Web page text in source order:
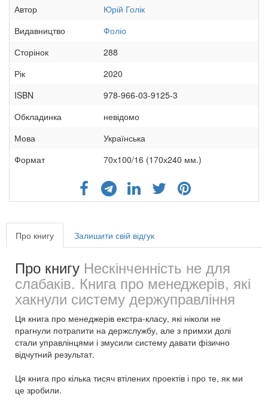
Автор
Юрій Голік
Видавництво
Фоліо
Сторінок
288
Рік
2020
ISBN
978-966-03-9125-3
Обкладинка
невідомо
Мова
Українська
Формат
70х100/16 (170х240 мм.)
Про книгу Залишити свій відгук
Про книгу Нескінченність не для
слабаків. Книга про менеджерів, які
хакнули систему держуправління
Ця книга про менеджерів екстра-класу, які ніколи не
прагнули потрапити на держслужбу, але з примхи долі
стали управлінцями і змусили систему давати фізично
відчутний результат.
Ця книга про кілька тисяч втілених проектів і про те, як ми
це зробили.